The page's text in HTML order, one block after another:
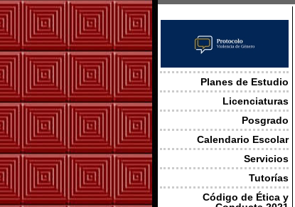
Planes de Estudio
Licenciaturas
Posgrado
Calendario Escolar
Servicios
Tutorías
Código de Ética y